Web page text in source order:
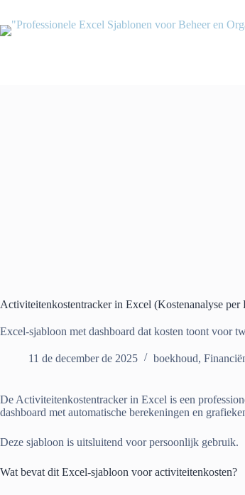
naar
de
Activiteitenkostentracker in Excel (Kostenanalyse
Excel-sjabloon met dashboard dat kosten toont voor
11 de december de 2025 boekhoud,
De Activiteitenkostentracker in Excel is een
dashboard met automatische berekeningen en
Deze sjabloon is uitsluitend voor persoonlijk gebruik.
Wat bevat dit Excel-sjabloon voor activiteitenkosten?